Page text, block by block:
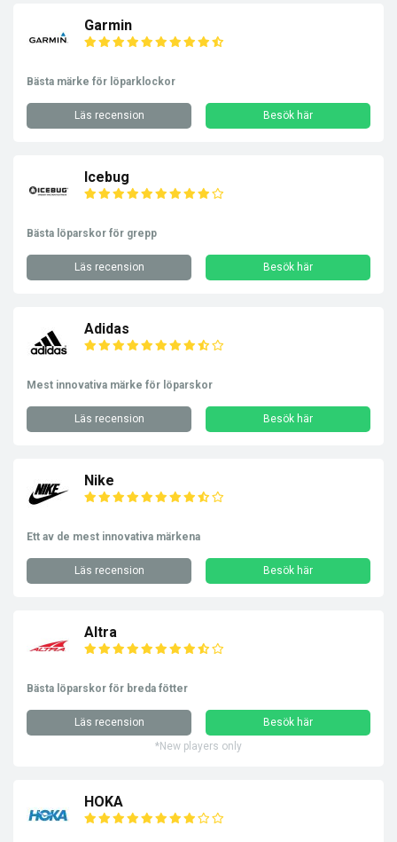
Garmin
Bästa märke för löparklockor
Läs recension Besök här
Icebug
Bästa löparskor för grepp
Läs recension Besök här
Adidas
Mest innovativa märke för löparskor
Läs recension Besök här
Nike
Ett av de mest innovativa märkena
Läs recension Besök här
Altra
Bästa löparskor för breda fötter
Läs recension
Besök här
*New players only
HOKA